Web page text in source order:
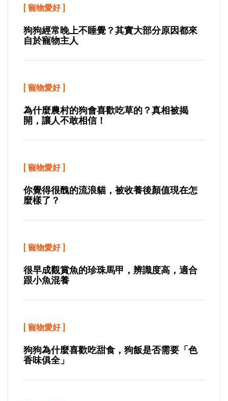
[ 寵物愛好]
狗狗經常晚上不睡覺？其實大部分原因都來
自於寵物主人
[ 寵物愛好]
為什麼農村的狗會喜歡吃草的？真相被揭
開，讓人不敢相信！
[ 寵物愛好]
你覺得很醜的流浪貓，被收養後顏值現在怎
麼樣了？
[ 寵物愛好]
很早成觀賞魚的珍珠馬甲，辨識度高，適合
跟小魚混養
[ 寵物愛好]
狗狗為什麼喜歡吃甜食，狗飯是否需要「色
香味俱全」